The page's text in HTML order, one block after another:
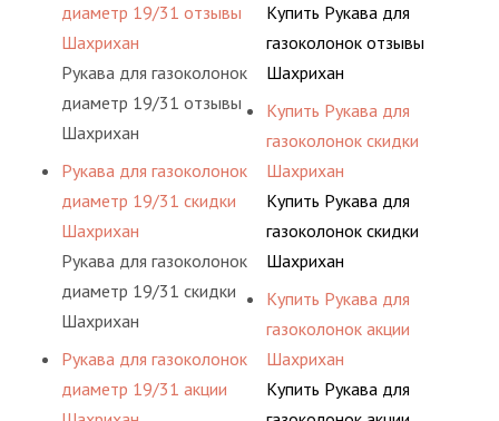
диаметр 19/31 отзывы
Шахрихан
Рукава для газоколонок
диаметр 19/31 отзывы
Шахрихан
Рукава для газоколонок
диаметр 19/31 скидки
Шахрихан
Рукава для газоколонок
диаметр 19/31 скидки
Шахрихан
Рукава для газоколонок
диаметр 19/31 акции
Купить Рукава для
газоколонок отзывы
Шахрихан
Купить Рукава для
газоколонок скидки
Шахрихан
Купить Рукава для
газоколонок скидки
Шахрихан
Купить Рукава для
газоколонок акции
Шахрихан
Купить Рукава для